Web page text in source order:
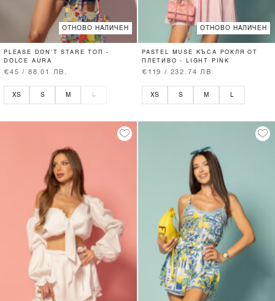
ОТНОВО НАЛИЧЕН
PLEASE DON’T STARE ТОП -
DOLCE AURA
€45 / 88.01 ЛВ.
XS S M L
ОТНОВО НАЛИЧЕН
PASTEL MUSE КЪСА РОКЛЯ ОТ
ПЛЕТИВО - LIGHT PINK
€119 / 232.74 ЛВ.
XS S M L